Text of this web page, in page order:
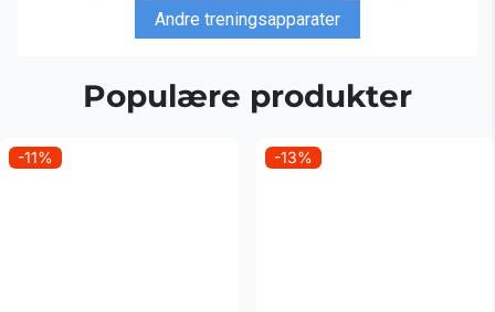
Andre treningsapparater
Populære produkter
-11% -13%